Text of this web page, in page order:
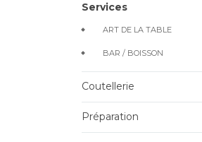
Services
ART DE LA TABLE
BAR / BOISSON
Coutellerie
Préparation